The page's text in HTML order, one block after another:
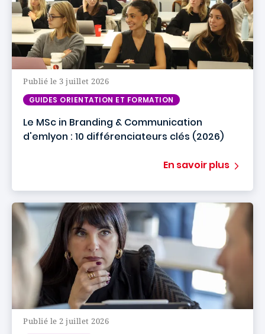
Publié le 3 juillet 2026
GUIDES ORIENTATION ET FORMATION
Le MSc in Branding & Communication
d'emlyon : 10 différenciateurs clés (2026)
En savoir plus
Publié le 2 juillet 2026